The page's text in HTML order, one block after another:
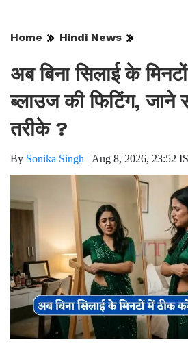
Home Hindi News
अब बिना सिलाई के
ब्लाउज की फिटिंग,
तरीके ?
By Sonika Singh | Aug 8, 2026, 23:52